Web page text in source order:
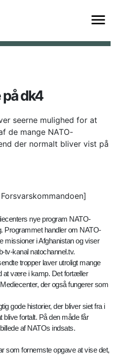
på dk4
seerne mulighed for at
de mange NATO-
der normalt bliver vist på
nye program NATO-
Programmet handler om NATO-
missioner i Afghanistan og viser
tv-kanal natochannel.tv.
tropper laver utroligt mange
at være i kamp. Det fortæller
der også fungerer som
gode historier, der bliver siet fra i
blive fortalt. På den måde får
af NATOs indsats.
som fornemste opgave at vise det,